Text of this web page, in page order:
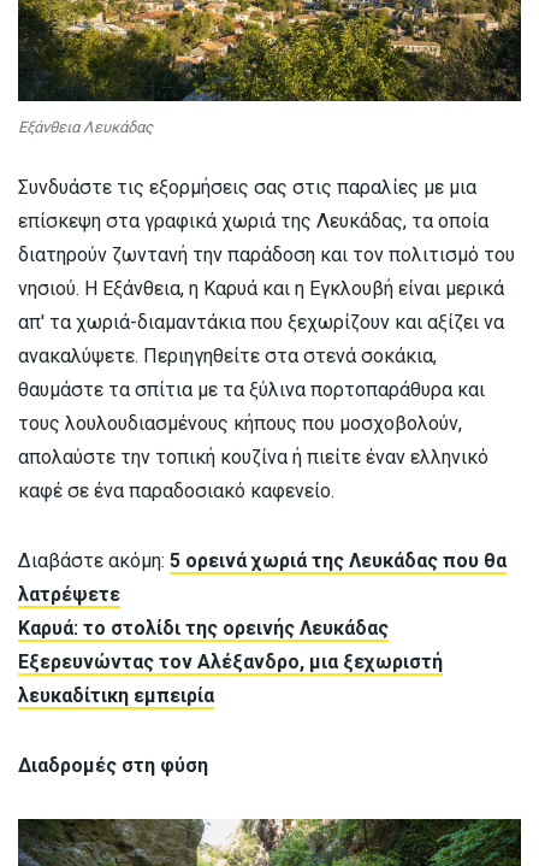
Εξάνθεια Λευκάδας
Συνδυάστε τις εξορμήσεις σας στις παραλίες με μια
επίσκεψη στα γραφικά χωριά της Λευκάδας, τα οποία
διατηρούν ζωντανή την παράδοση και τον πολιτισμό του
νησιού. Η Εξάνθεια, η Καρυά και η Εγκλουβή είναι μερικά
απ' τα χωριά-διαμαντάκια που ξεχωρίζουν και αξίζει να
ανακαλύψετε. Περιηγηθείτε στα στενά σοκάκια,
θαυμάστε τα σπίτια με τα ξύλινα πορτοπαράθυρα και
τους λουλουδιασμένους κήπους που μοσχοβολούν,
απολαύστε την τοπική κουζίνα ή πιείτε έναν ελληνικό
καφέ σε ένα παραδοσιακό καφενείο.
Διαβάστε ακόμη: 5 ορεινά χωριά της Λευκάδας που θα
λατρέψετε
Καρυά: το στολίδι της ορεινής Λευκάδας
Εξερευνώντας τον Αλέξανδρο, μια ξεχωριστή
λευκαδίτικη εμπειρία
Διαδρομές στη φύση